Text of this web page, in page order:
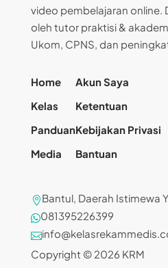
video pembelajaran online.
oleh tutor praktisi &
Ukom, CPNS, dan
Home
Kelas
Panduan
Media
Akun Saya
Ketentuan
Kebijakan Privasi
Bantuan
Bantul, Daerah Istimewa
081395226399

Copyright © 2026 KRM